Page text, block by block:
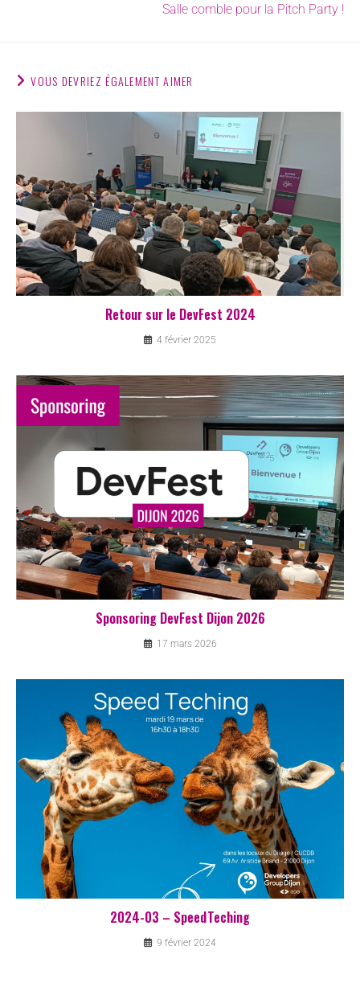
Salle comble pour la Pitch Party !
VOUS DEVRIEZ ÉGALEMENT AIMER
Retour sur le DevFest 2024
4 février 2025
Sponsoring DevFest Dijon 2026
17 mars 2026
2024-03 – SpeedTeching
9 février 2024